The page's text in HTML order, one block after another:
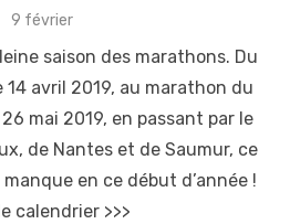
P
s
t
e
d
n
9 février
saison des marathons. Du
14 avril 2019, au marathon du
mai 2019, en passant par le
de Nantes et de Saumur, ce
en ce début d’année !
calendrier >>>